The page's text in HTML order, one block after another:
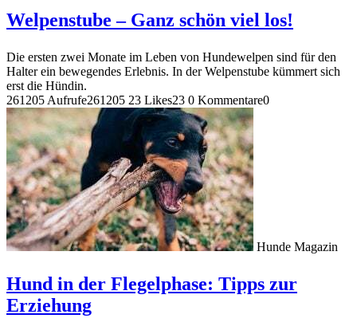
Welpenstube – Ganz schön viel los!
Die ersten zwei Monate im Leben von Hundewelpen sind für den
Halter ein bewegendes Erlebnis. In der Welpenstube kümmert sich
erst die Hündin.
261205 Aufrufe261205 23 Likes23 0 Kommentare0
Hunde Magazin
Hund in der Flegelphase: Tipps zur
Erziehung